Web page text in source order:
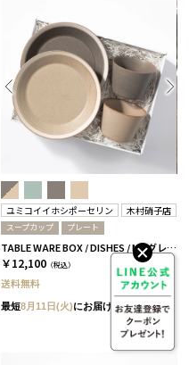
ユミコイイホシポーセリン 木村硝子店
スープカップ プレート
TABLE WARE BOX / DISHES / M / グレー＆ベージュ［イイホシユミコ×木村硝子店］
￥12,100 （税込）
送料無料
最短8月11日(火)にお届け